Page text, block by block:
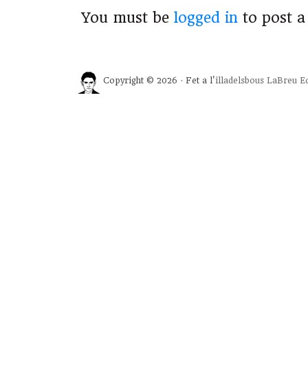
You must be logged in to post
Copyright © 2026 · Fet a l'illadelsbous LaBreu